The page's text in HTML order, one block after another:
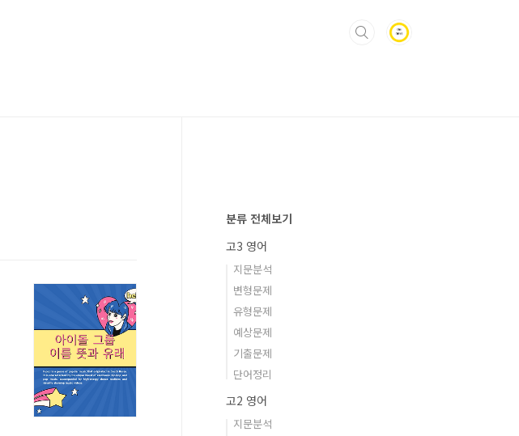
분류 전체보기
고3 영어
지문분석
변형문제
유형문제
예상문제
기출문제
단어정리
고2 영어
지문분석